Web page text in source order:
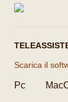
Scarica il
Pc